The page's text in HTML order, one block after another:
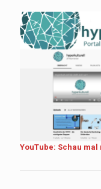
YouTube: Schau mal